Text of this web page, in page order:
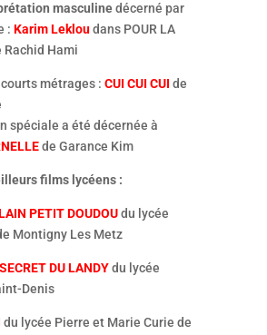
masculinedécerné par
: Karim Lekloudans POUR LA
Rachid Hami
métrages : CUI CUI CUI de
spéciale a été décernée à
de Garance Kim
films lycéens :
PETIT DOUDOUdu lycée
Montigny Les Metz
DU LANDYdu lycée
Denis
du lycée Pierre et Marie Curie de